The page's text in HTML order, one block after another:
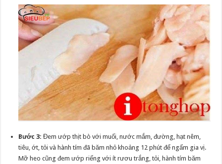
Bước 3: Đem ướp thịt bò với muối, nước mắm, đường, hạt nêm,
tiêu, ớt, tỏi và hành tím đã băm nhỏ khoảng 12 phút để ngấm gia vị.
Mỡ heo cũng đem ướp riếng với ít rươu trắng, tỏi, hành tím băm